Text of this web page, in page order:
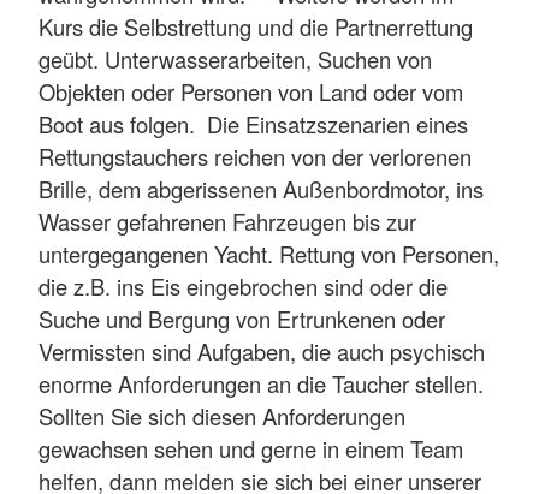
Kurs die Selbstrettung und die Partnerrettung
geübt. Unterwasserarbeiten, Suchen von
Objekten oder Personen von Land oder vom
Boot aus folgen. Die Einsatzszenarien eines
Rettungstauchers reichen von der verlorenen
Brille, dem abgerissenen Außenbordmotor, ins
Wasser gefahrenen Fahrzeugen bis zur
untergegangenen Yacht. Rettung von Personen,
die z.B. ins Eis eingebrochen sind oder die
Suche und Bergung von Ertrunkenen oder
Vermissten sind Aufgaben, die auch psychisch
enorme Anforderungen an die Taucher stellen.
Sollten Sie sich diesen Anforderungen
gewachsen sehen und gerne in einem Team
helfen, dann melden sie sich bei einer unserer